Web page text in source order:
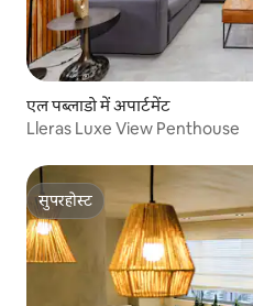
एल पब्लाडो में अपार्टमेंट
Lleras Luxe View Penthouse
सुपरहोस्ट
सुपरहोस्ट